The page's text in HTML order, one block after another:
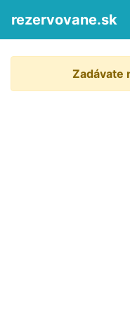
rezervovane.sk
Zadávate